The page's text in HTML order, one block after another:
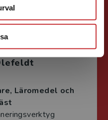
Läromedel och